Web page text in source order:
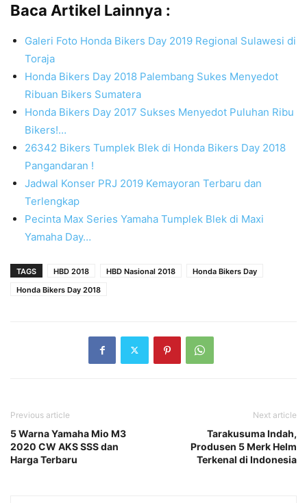
Baca Artikel Lainnya :
Galeri Foto Honda Bikers Day 2019 Regional Sulawesi di
Toraja
Honda Bikers Day 2018 Palembang Sukes Menyedot
Ribuan Bikers Sumatera
Honda Bikers Day 2017 Sukses Menyedot Puluhan Ribu
Bikers!…
26342 Bikers Tumplek Blek di Honda Bikers Day 2018
Pangandaran !
Jadwal Konser PRJ 2019 Kemayoran Terbaru dan
Terlengkap
Pecinta Max Series Yamaha Tumplek Blek di Maxi
Yamaha Day…
TAGS HBD 2018 HBD Nasional 2018
Honda Bikers Day
Honda Bikers Day 2018
Previous article
5 Warna Yamaha Mio M3
2020 CW AKS SSS dan
Harga Terbaru
Next article
Tarakusuma Indah,
Produsen 5 Merk Helm
Terkenal di Indonesia